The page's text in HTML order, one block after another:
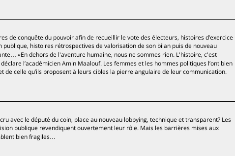
de conquête du pouvoir afin de recueillir le vote des électeurs, histoires d’exercice
publique, histoires rétrospectives de valorisation de son bilan puis de nouveau
«En dehors de l'aventure humaine, nous ne sommes rien. L'histoire, c'est
l’académicien Amin Maalouf. Les femmes et les hommes politiques l’ont bien
de celle qu’ils proposent à leurs cibles la pierre angulaire de leur communication.
avec le député du coin, place au nouveau lobbying, technique et transparent? Les
publique revendiquent ouvertement leur rôle. Mais les barrières mises aux
bien fragiles…